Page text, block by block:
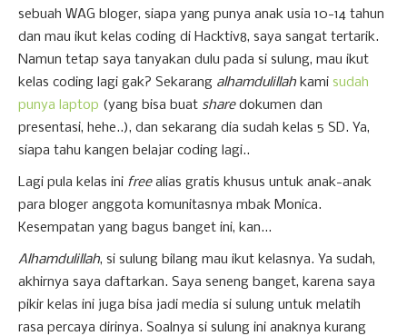
sebuah WAG bloger, siapa yang punya anak usia 10-14 tahun
dan mau ikut kelas coding di Hacktiv8, saya sangat tertarik.
Namun tetap saya tanyakan dulu pada si sulung, mau ikut
kelas coding lagi gak? Sekarang alhamdulillah kami sudah
punya laptop (yang bisa buat sharedokumen dan
presentasi, hehe..), dan sekarang dia sudah kelas 5 SD. Ya,
siapa tahu kangen belajar coding lagi..
Lagi pula kelas ini freealias gratis khusus untuk anak-anak
para bloger anggota komunitasnya mbak Monica.
Kesempatan yang bagus banget ini, kan...
Alhamdulillah, si sulung bilang mau ikut kelasnya. Ya sudah,
akhirnya saya daftarkan. Saya seneng banget, karena saya
pikir kelas ini juga bisa jadi media si sulung untuk melatih
rasa percaya dirinya. Soalnya si sulung ini anaknya kurang